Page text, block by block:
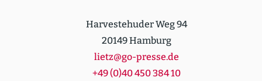
Harvestehuder Weg 94
20149 Hamburg
lietz@go-presse.de
+49 (0)40 450 384 10